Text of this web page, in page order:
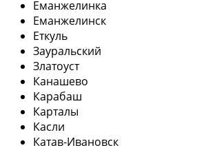
Еманжелинка
Еманжелинск
Еткуль
Зауральский
Златоуст
Канашево
Карабаш
Карталы
Касли
Катав-Ивановск